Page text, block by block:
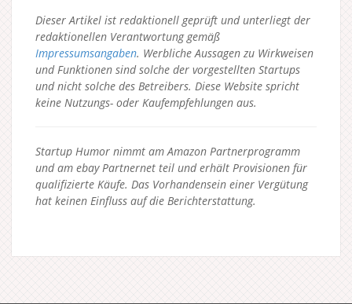
Dieser Artikel ist redaktionell geprüft und unterliegt der
redaktionellen Verantwortung gemäß
Impressumsangaben. Werbliche Aussagen zu Wirkweisen
und Funktionen sind solche der vorgestellten Startups
und nicht solche des Betreibers. Diese Website spricht
keine Nutzungs- oder Kaufempfehlungen aus.
Startup Humor nimmt am Amazon Partnerprogramm
und am ebay Partnernet teil und erhält Provisionen für
qualifizierte Käufe. Das Vorhandensein einer Vergütung
hat keinen Einfluss auf die Berichterstattung.